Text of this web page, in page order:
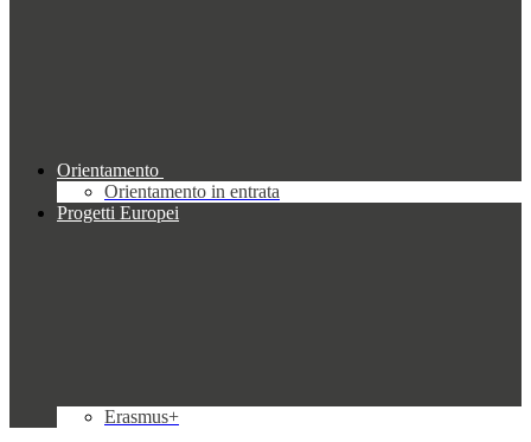
Orientamento
Orientamento in entrata
Progetti Europei
Erasmus+